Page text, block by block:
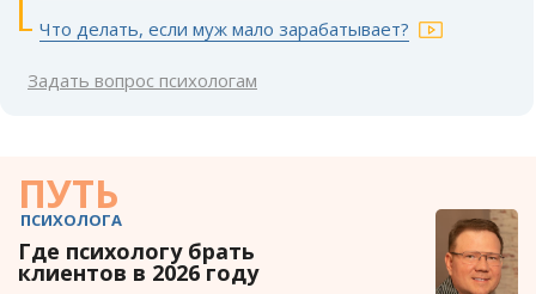
Что делать, если муж мало зарабатывает?
Задать вопрос психологам
ПУТЬ
ПСИХОЛОГА
Где психологу брать
клиентов в 2026 году